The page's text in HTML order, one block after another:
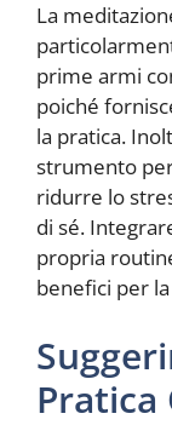
La
prime armi
poiché
la pratica.
strumento
ridurre lo
di sé.
propria
benefici per
Pratica